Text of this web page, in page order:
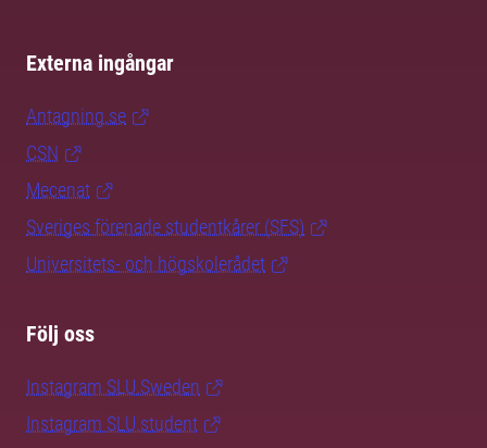
Externa ingångar
Antagning.se
CSN
Mecenat
Sveriges förenade studentkårer (SFS)
Universitets- och högskolerådet
Följ oss
Instagram SLU.Sweden
Instagram SLU.student